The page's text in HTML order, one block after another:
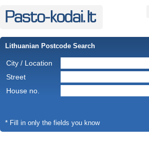
Lithuanian Postcode Search
City / Location
Street
House no.
* Fill in only the fields you know